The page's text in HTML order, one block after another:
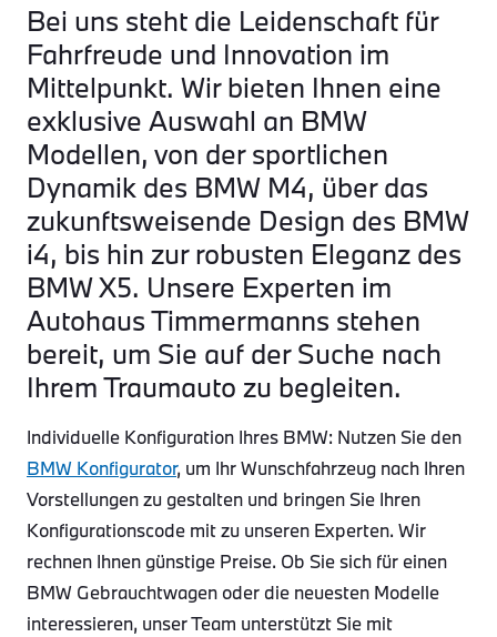
Bei uns steht die Leidenschaft für
Fahrfreude und Innovation im
Mittelpunkt. Wir bieten Ihnen eine
exklusive Auswahl an BMW
Modellen, von der sportlichen
Dynamik des BMW M4, über das
zukunftsweisende Design des BMW
i4, bis hin zur robusten Eleganz des
BMW X5. Unsere Experten im
Autohaus Timmermanns stehen
bereit, um Sie auf der Suche nach
Ihrem Traumauto zu begleiten.
Individuelle Konfiguration Ihres BMW: Nutzen Sie den
BMW Konfigurator, um Ihr Wunschfahrzeug nach Ihren
Vorstellungen zu gestalten und bringen Sie Ihren
Konfigurationscode mit zu unseren Experten. Wir
rechnen Ihnen günstige Preise. Ob Sie sich für einen
BMW Gebrauchtwagen oder die neuesten Modelle
interessieren, unser Team unterstützt Sie mit